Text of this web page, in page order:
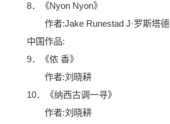
8．《Nyon Nyon》
作者:Jake Runestad J·罗斯塔德
中国作品:
9．《侬 香》
作者:刘晓耕
10．《纳西古调一寻》
作者:刘晓耕